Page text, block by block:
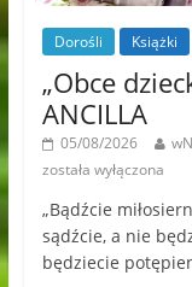
Dorośli Książki
„Obce
ANCILLA
05/08/2026
została wyłączona
„Bądźcie
sądźcie, a nie
będziecie